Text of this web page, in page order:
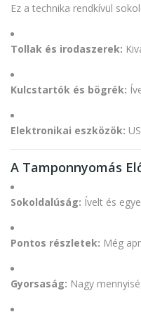
Ez a technika rendkívül
Tollak és irodaszerek:
Kulcstartók és bögrék:
Elektronikai eszközök:
A Tamponnyomás
Sokoldalúság: Ívelt és
Pontos részletek: Még
Gyorsaság: Nagy